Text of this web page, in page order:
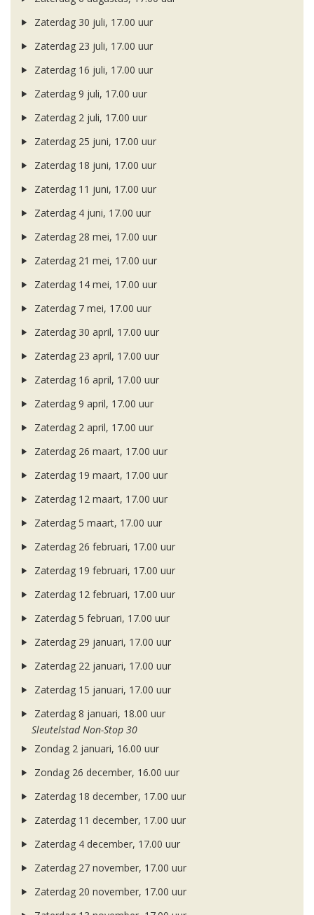
Zaterdag 30 juli, 17.00 uur
Zaterdag 23 juli, 17.00 uur
Zaterdag 16 juli, 17.00 uur
Zaterdag 9 juli, 17.00 uur
Zaterdag 2 juli, 17.00 uur
Zaterdag 25 juni, 17.00 uur
Zaterdag 18 juni, 17.00 uur
Zaterdag 11 juni, 17.00 uur
Zaterdag 4 juni, 17.00 uur
Zaterdag 28 mei, 17.00 uur
Zaterdag 21 mei, 17.00 uur
Zaterdag 14 mei, 17.00 uur
Zaterdag 7 mei, 17.00 uur
Zaterdag 30 april, 17.00 uur
Zaterdag 23 april, 17.00 uur
Zaterdag 16 april, 17.00 uur
Zaterdag 9 april, 17.00 uur
Zaterdag 2 april, 17.00 uur
Zaterdag 26 maart, 17.00 uur
Zaterdag 19 maart, 17.00 uur
Zaterdag 12 maart, 17.00 uur
Zaterdag 5 maart, 17.00 uur
Zaterdag 26 februari, 17.00 uur
Zaterdag 19 februari, 17.00 uur
Zaterdag 12 februari, 17.00 uur
Zaterdag 5 februari, 17.00 uur
Zaterdag 29 januari, 17.00 uur
Zaterdag 22 januari, 17.00 uur
Zaterdag 15 januari, 17.00 uur
Zaterdag 8 januari, 18.00 uur
Sleutelstad Non-Stop 30
Zondag 2 januari, 16.00 uur
Zondag 26 december, 16.00 uur
Zaterdag 18 december, 17.00 uur
Zaterdag 11 december, 17.00 uur
Zaterdag 4 december, 17.00 uur
Zaterdag 27 november, 17.00 uur
Zaterdag 20 november, 17.00 uur